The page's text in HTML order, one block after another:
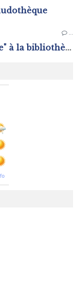
…
Conférence "Voyage en Australie" à la bibliothèque - ludothèque